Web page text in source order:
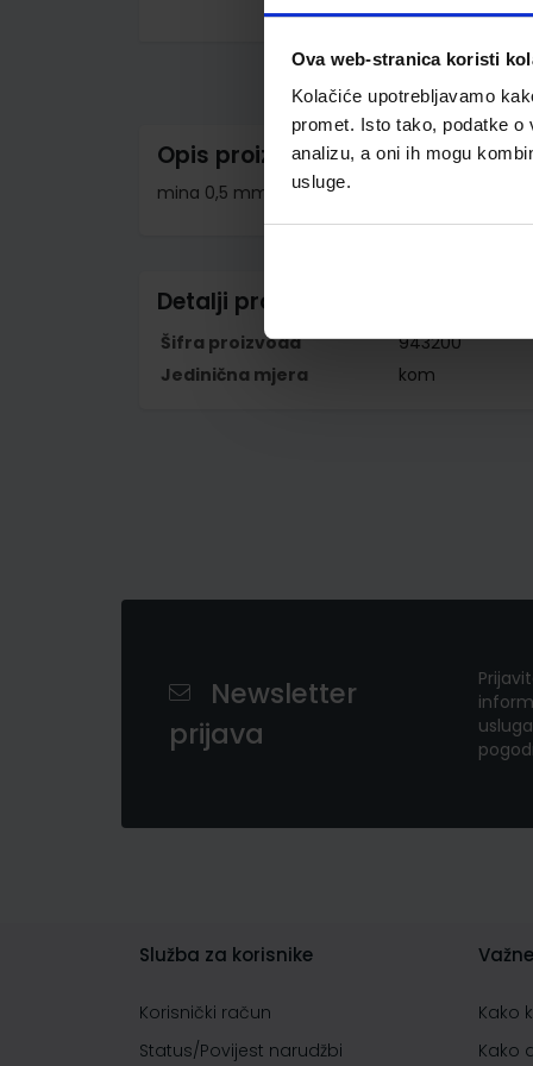
Ova web-stranica koristi
Kolačiće upotrebljavamo
promet. Isto tako, podatke
analizu, a oni ih mogu
usluge.
gallery
Opis proizvoda
mina 0,5 mm; s gumicom; plastično tijelo
Detalji proizvoda
Šifra proizvoda
943200
Jedinična mjera
kom
Newsletter
prijava
Služba za korisnike
Korisnički račun
Status/Povijest narudžbi
Kako
Kako